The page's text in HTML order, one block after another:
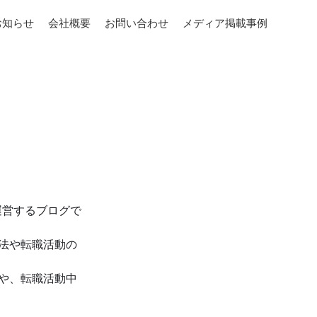
知らせ 会社概要 お問い合わせ メディア掲載事例
するブログで
や転職活動の
、転職活動中